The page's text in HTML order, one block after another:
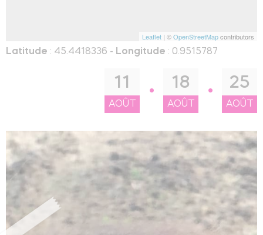
Leaflet | ©OpenStreetMapcontributors
Latitude : 45.4418336 - Longitude : 0.9515787
11
AOÛT
18
AOÛT
25
AOÛT